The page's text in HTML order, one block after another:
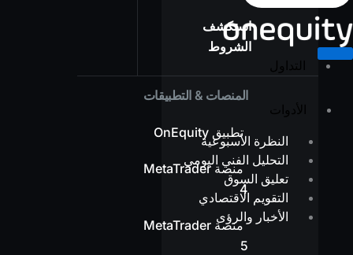
استكشف
الشروط
الأدوات
النظرة الأسبوعية
التحليل الفني اليومي
تعليق السوق
التقويم الاقتصادي
الأخبار والرؤى
التداول
المنصات & التطبيقات
تطبيق OnEquity
منصة MetaTrader
4
منصة MetaTrader
5